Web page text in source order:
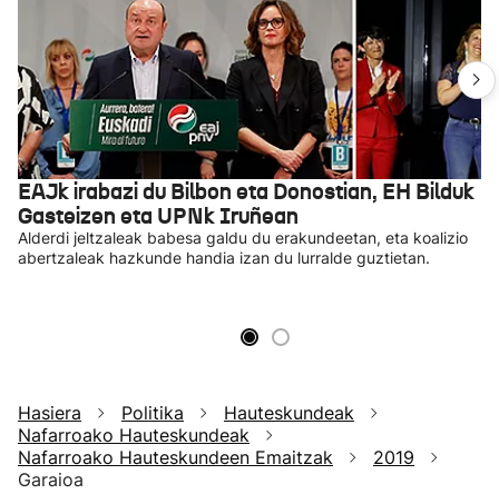
EAJk irabazi du Bilbon eta Donostian, EH Bilduk
Gasteizen eta UPNk Iruñean
Alderdi jeltzaleak babesa galdu du erakundeetan, eta koalizio
abertzaleak hazkunde handia izan du lurralde guztietan.
Hasiera Politika
Hauteskundeak
Nafarroako Hauteskundeak
Nafarroako Hauteskundeen Emaitzak
2019
Garaioa